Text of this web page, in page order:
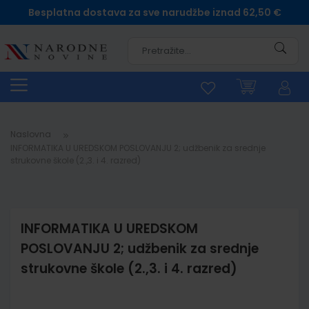
Besplatna dostava za sve narudžbe iznad 62,50 €
Naslovna
INFORMATIKA U UREDSKOM
POSLOVANJU 2; udžbenik za srednje
strukovne škole (2.,3. i 4. razred)